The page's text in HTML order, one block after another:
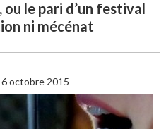
ou le pari d’un festival
ni mécénat
octobre 2015